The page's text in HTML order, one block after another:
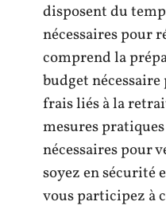
disposent du
nécessaires pour
comprend la
budget
frais liés à la
mesures
nécessaires pour
soyez en sécurité
vous participez à